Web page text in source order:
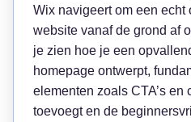
Wix navigeert om een ​​echt
website vanaf de grond af
je zien hoe je een
homepage ontwerpt,
elementen zoals CTA’s en
toevoegt en de